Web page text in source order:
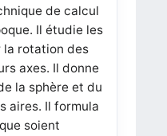
de calcul
Il étudie les
la rotation des
axes. Il donne
la sphère et du
aires. Il formula
soient